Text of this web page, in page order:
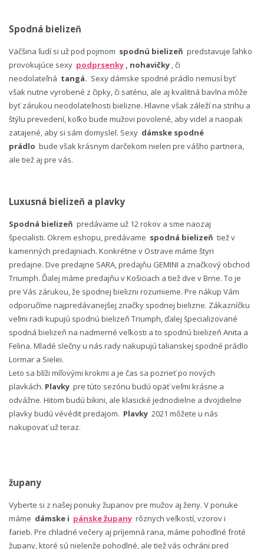
Spodná bielizeň
Väčšina ľudí si už pod pojmom spodnú bielizeň predstavuje ľahko
provokujúce sexy podprsenky , nohavičky , či
neodolateľná tangá. Sexy dámske spodné prádlo nemusí byť
však nutne vyrobené z čipky, či saténu, ale aj kvalitná bavlna môže
byť zárukou neodolateľnosti bielizne. Hlavne však záleží na strihu a
štýlu prevedení, koľko bude mužovi povolené, aby videl a naopak
zatajené, aby si sám domyslel. Sexy dámske spodné
prádlo bude však krásnym darčekom nielen pre vášho partnera,
ale tiež aj pre vás.
Luxusná bielizeň a plavky
Spodná bielizeň predávame už 12 rokov a sme naozaj
špecialisti. Okrem eshopu, predávame spodná bielizeň tiež v
kamenných predajniach. Konkrétne v Ostrave máme štyri
predajne. Dve predajne SARA, predajňu GEMINI a značkový obchod
Triumph. Ďalej máme predajňu v Košiciach a tiež dve v Brne. To je
pre Vás zárukou, že spodnej bielizni rozumieme. Pre nákup Vám
odporučíme najpredávanejšej značky spodnej bielizne. Zákazníčku
veľmi radi kupujú spodnú bielizeň Triumph, ďalej špecializované
spodná bielizeň na nadmerné veľkosti a to spodnú bielizeň Anita a
Felina. Mladé slečny u nás rady nakupujú talianskej spodné prádlo
Lormar a Sielei.
Leto sa blíži míľovými krokmi a je čas sa pozrieť po nových
plavkách. Plavky pre túto sezónu budú opäť veľmi krásne a
odvážne. Hitom budú bikini, ale klasické jednodielne a dvojdielne
plavky budú vévédit predajom. Plavky 2021 môžete u nás
nakupovať už teraz.
župany
Vyberte si z našej ponuky županov pre mužov aj ženy. V ponuke
máme dámske i pánske župany rôznych veľkostí, vzorov i
farieb. Pre chladné večery aj príjemná rana, máme pohodlné froté
župany, ktoré sú nielenže pohodlné, ale tiež vás ochráni pred